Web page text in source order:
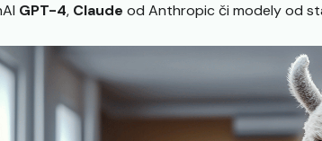
GPT-4, Claude od Anthropic či modely od